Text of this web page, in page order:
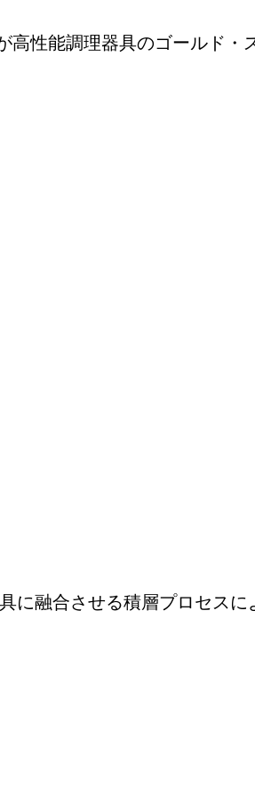
高性能調理器具のゴールド・
融合させる積層プロセスに